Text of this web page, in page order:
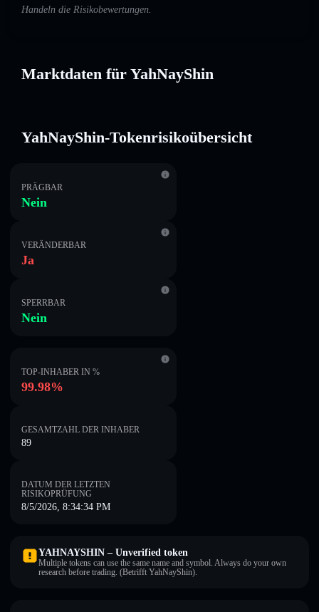
Handeln die Risikobewertungen.
Marktdaten für YahNayShin
YahNayShin-Tokenrisikoübersicht
PRÄGBAR
Nein
VERÄNDERBAR
Ja
SPERRBAR
Nein
TOP-INHABER IN %
99.98%
GESAMTZAHL DER INHABER
89
DATUM DER LETZTEN
RISIKOPRÜFUNG
8/5/2026, 8:34:34 PM
YAHNAYSHIN – Unverified token
Multiple tokens can use the same name and symbol. Always do your own
research before trading. (Betrifft YahNayShin).